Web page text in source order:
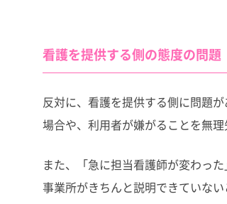
看護を提供する側の態度の問題
反対に、看護を提供する側に問題
場合や、利用者が嫌がることを無
また、「急に担当看護師が変わっ
事業所がきちんと説明できていない